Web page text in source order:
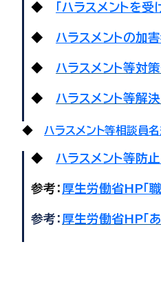
◆ 「ハラスメントを
◆ ハラスメントの加
◆ ハラスメント等対
◆ ハラスメント等解
◆ ハラスメント等相談員名
◆ ハラスメント等防
参考： 厚生労働省HP「
参考： 厚生労働省HP「